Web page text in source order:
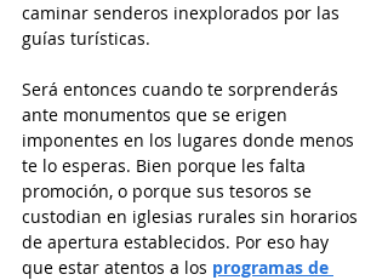
caminar senderos inexplorados por las
guías turísticas.
Será entonces cuando te sorprenderás
ante monumentos que se erigen
imponentes en los lugares donde menos
te lo esperas. Bien porque les falta
promoción, o porque sus tesoros se
custodian en iglesias rurales sin horarios
de apertura establecidos. Por eso hay
que estar atentos a los programas de